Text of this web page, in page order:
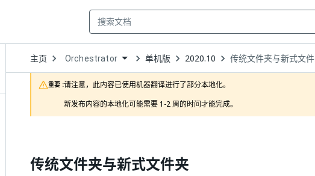
主页 Open
Dropdown
to
choose
product
Orchestrator 单机版 2020.10 传统文件夹与新式文
重要 :请注意，此内容已使用机器翻译进行了部分本地化。
新发布内容的本地化可能需要 1-2 周的时间才能完成。
传统文件夹与新式文件夹